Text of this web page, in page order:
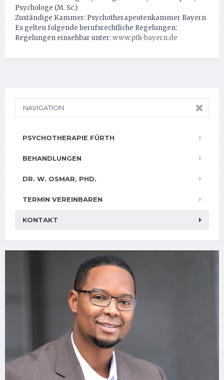
Psychologe (M. Sc.)
Zuständige Kammer: Psychotherapeutenkammer Bayern
Es gelten folgende berufsrechtliche Regelungen:
Regelungen einsehbar unter:www.ptk-bayern.de
NAVIGATION
PSYCHOTHERAPIE FÜRTH
BEHANDLUNGEN
DR. W. OSMAR, PHD.
TERMIN VEREINBAREN
KONTAKT